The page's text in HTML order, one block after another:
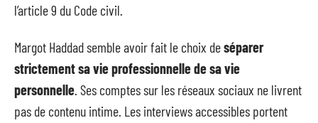
l’article 9 du Code civil.
Margot Haddad semble avoir fait le choix deséparer
strictement sa vie professionnelle de sa vie
personnelle. Ses comptes sur les réseaux sociaux ne livrent
pas de contenu intime. Les interviews accessibles portent